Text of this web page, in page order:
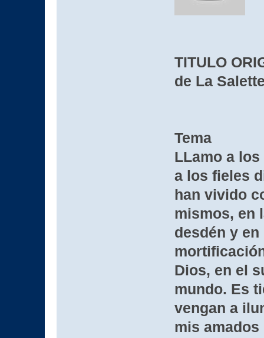
TITULO
de La
Tema
LLamo a
a los fieles
han vivido
mismos, en
desdén y
Dios, en el
mundo. Es
vengan a
mis